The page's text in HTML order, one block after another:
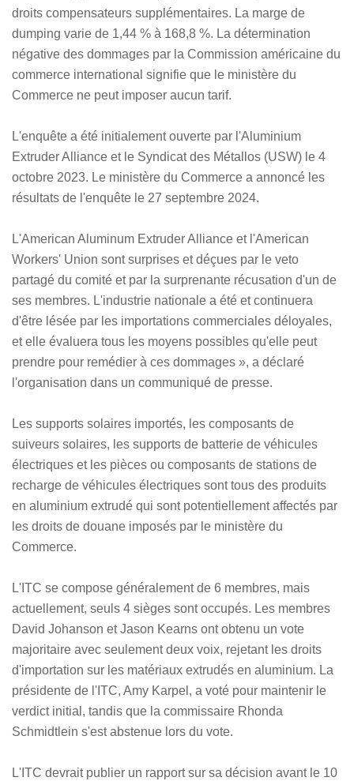
droits compensateurs supplémentaires. La marge de
dumping varie de 1,44 % à 168,8 %. La détermination
négative des dommages par la Commission américaine du
commerce international signifie que le ministère du
Commerce ne peut imposer aucun tarif.
L'enquête a été initialement ouverte par l'Aluminium
Extruder Alliance et le Syndicat des Métallos (USW) le 4
octobre 2023. Le ministère du Commerce a annoncé les
résultats de l'enquête le 27 septembre 2024.
L'American Aluminum Extruder Alliance et l'American
Workers' Union sont surprises et déçues par le veto
partagé du comité et par la surprenante récusation d'un de
ses membres. L'industrie nationale a été et continuera
d'être lésée par les importations commerciales déloyales,
et elle évaluera tous les moyens possibles qu'elle peut
prendre pour remédier à ces dommages », a déclaré
l'organisation dans un communiqué de presse.
Les supports solaires importés, les composants de
suiveurs solaires, les supports de batterie de véhicules
électriques et les pièces ou composants de stations de
recharge de véhicules électriques sont tous des produits
en aluminium extrudé qui sont potentiellement affectés par
les droits de douane imposés par le ministère du
Commerce.
L'ITC se compose généralement de 6 membres, mais
actuellement, seuls 4 sièges sont occupés. Les membres
David Johanson et Jason Kearns ont obtenu un vote
majoritaire avec seulement deux voix, rejetant les droits
d'importation sur les matériaux extrudés en aluminium. La
présidente de l'ITC, Amy Karpel, a voté pour maintenir le
verdict initial, tandis que la commissaire Rhonda
Schmidtlein s'est abstenue lors du vote.
L'ITC devrait publier un rapport sur sa décision avant le 10